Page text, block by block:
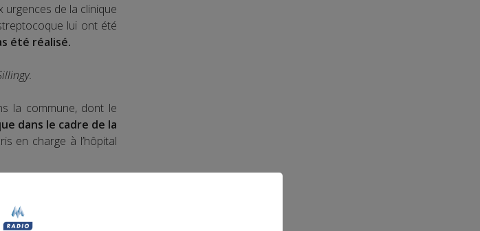
urgences de la clinique
lui ont été
été réalisé.
la commune, dont le
dans le cadre de la
en charge à l’hôpital